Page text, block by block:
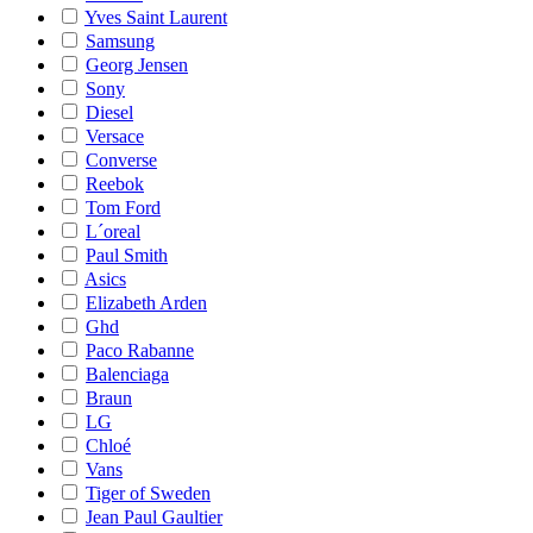
Yves Saint Laurent
Samsung
Georg Jensen
Sony
Diesel
Versace
Converse
Reebok
Tom Ford
L´oreal
Paul Smith
Asics
Elizabeth Arden
Ghd
Paco Rabanne
Balenciaga
Braun
LG
Chloé
Vans
Tiger of Sweden
Jean Paul Gaultier